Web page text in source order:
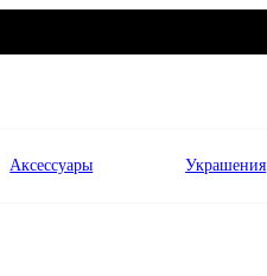
Аксессуары Украшения